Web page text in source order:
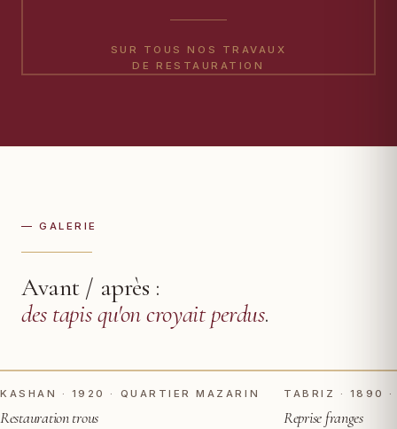
SUR TOUS NOS TRAVAUX
DE RESTAURATION
— GALERIE
Avant / après :
des tapis qu'on croyait perdus.
AVANT
KASHAN · 1920 · QUARTIER MAZARIN
Restauration trous
AVANT
TABRIZ · 1890
Reprise franges